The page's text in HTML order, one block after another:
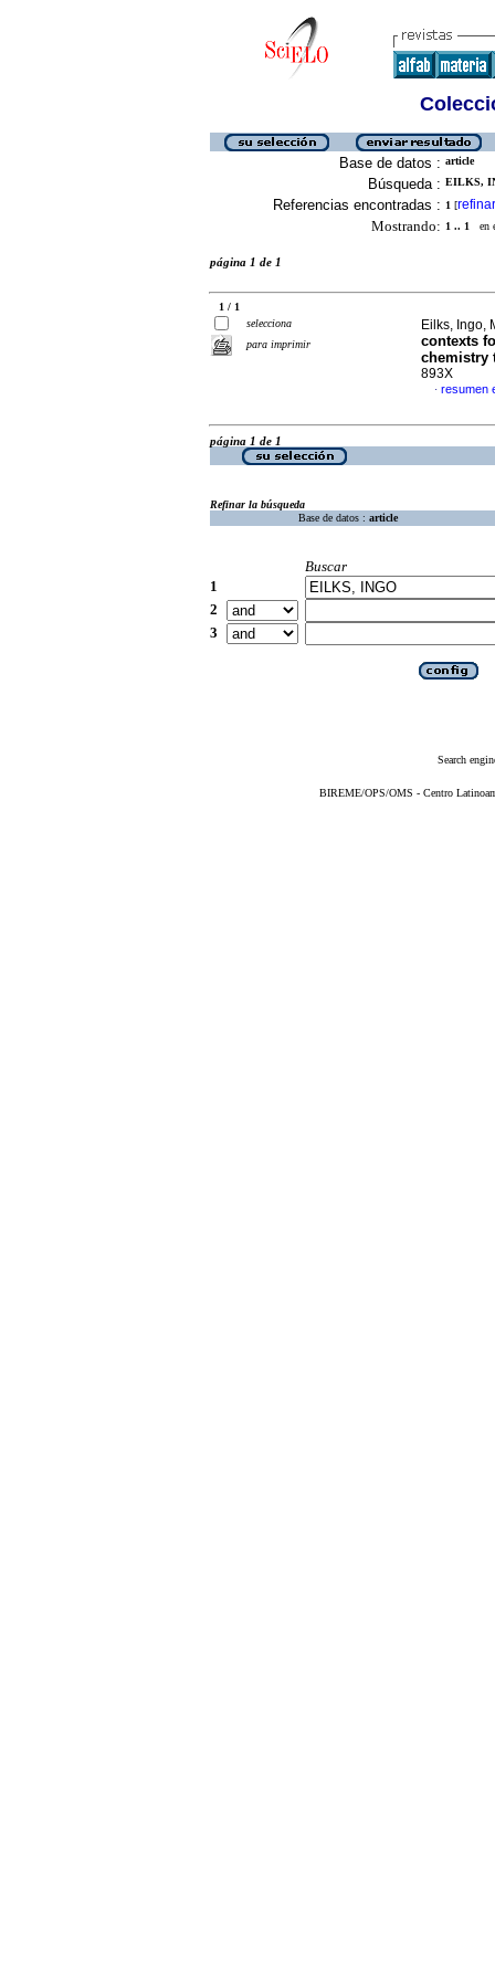
Base de datos : article
Búsqueda : EILKS,
Referencias encontradas : 1 [refinar
Mostrando: 1 .. 1 en
página 1 de 1
1 / 1
selecciona
para imprimir
Eilks, Ingo,
contexts
chemistry
893X
· resumen
página 1 de 1
Refinar la búsqueda
Base de datos : article
Buscar
1
2
3
Search
BIREME/OPS/OMS - Centro